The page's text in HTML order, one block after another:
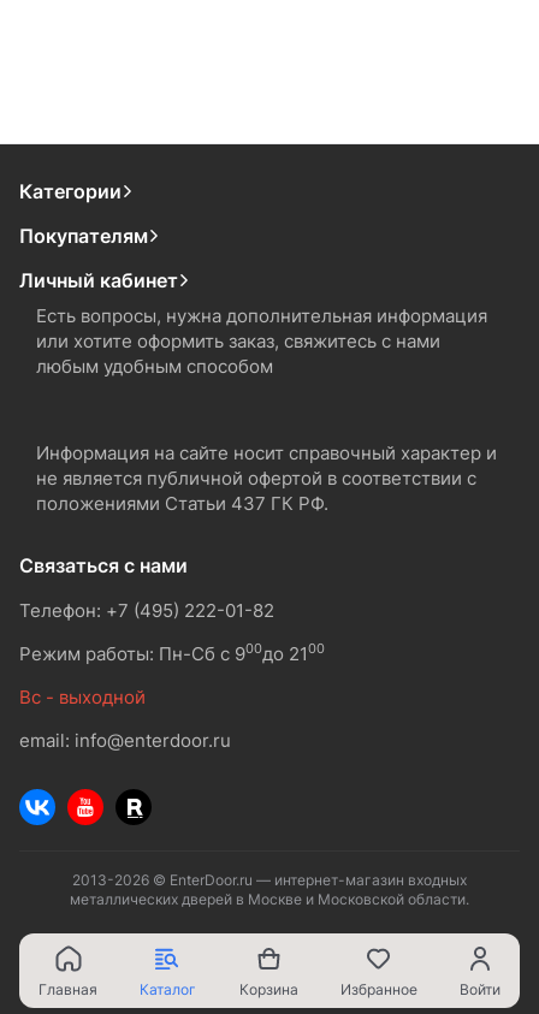
Категории
Покупателям
Личный кабинет
Есть вопросы, нужна дополнительная информация
или хотите оформить заказ, свяжитесь с нами
любым удобным способом
Информация на сайте носит справочный характер и
не является публичной офертой в соответствии с
положениями Статьи 437 ГК РФ.
Связаться с нами
Телефон: +7 (495) 222-01-82
Режим работы: Пн-Сб с 900до 2100
Вс - выходной
email: info@enterdoor.ru
2013-2026 © EnterDoor.ru — интернет-магазин входных
металлических дверей в Москве и Московской области.
Главная Каталог Корзина Избранное Войти